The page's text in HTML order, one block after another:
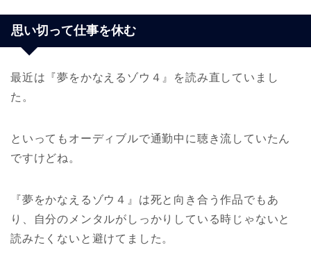
思い切って仕事を休む
最近は『夢をかなえるゾウ４』を読み直していまし
た。
といってもオーディブルで通勤中に聴き流していたん
ですけどね。
『夢をかなえるゾウ４』は死と向き合う作品でもあ
り、自分のメンタルがしっかりしている時じゃないと
読みたくないと避けてました。